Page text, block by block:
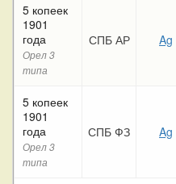
5 копеек
1901
года
Орел 3
типа
СПБ АР Ag
5 копеек
1901
года
Орел 3
типа
СПБ ФЗ Ag